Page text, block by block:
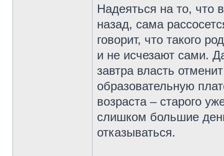
Надеяться на то, что
назад, сама
говорит, что такого
и не исчезают сами.
завтра власть
образовательную
возраста – старого
слишком большие
отказываться.